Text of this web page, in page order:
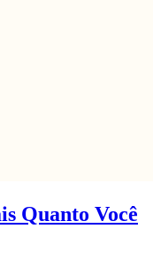
Quanto Você